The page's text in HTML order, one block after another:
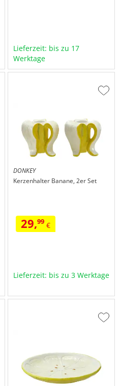
Lieferzeit: bis zu 17
Werktage
DONKEY
Kerzenhalter Banane, 2er Set
29,99€
Zur
Lieferzeit: bis zu 3 Werktage
Zur